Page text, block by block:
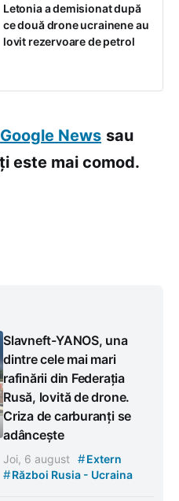
Letonia a demisionat după
ce două drone ucrainene au
lovit rezervoare de petrol
Google News sau
este mai comod.
Slavneft-YANOS, una
dintre cele mai mari
rafinării din Federația
Rusă, lovită de drone.
Criza de carburanți se
adâncește
Joi, 6 august #Extern
#Război Rusia - Ucraina